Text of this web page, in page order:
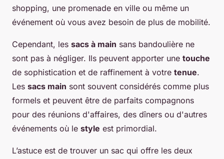
shopping, une promenade en ville ou même un
événement où vous avez besoin de plus de mobilité.
Cependant, les sacs à main sans bandoulière ne
sont pas à négliger. Ils peuvent apporter une touche
de sophistication et de raffinement à votre tenue.
Les sacs main sont souvent considérés comme plus
formels et peuvent être de parfaits compagnons
pour des réunions d'affaires, des dîners ou d'autres
événements où le style est primordial.
L’astuce est de trouver un sac qui offre les deux